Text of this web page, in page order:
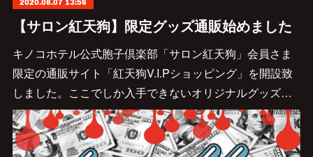
2020.08.07 13:56
【サロン紅天狗】限定グッズ通販始めました
キノコホテル公式胞子倶楽部「サロン紅天狗」会員さま
限定の通販サイト「紅天狗V.I.Pショッピング」を開設致
しました。ここでしか入手できないオリジナルグッズ…